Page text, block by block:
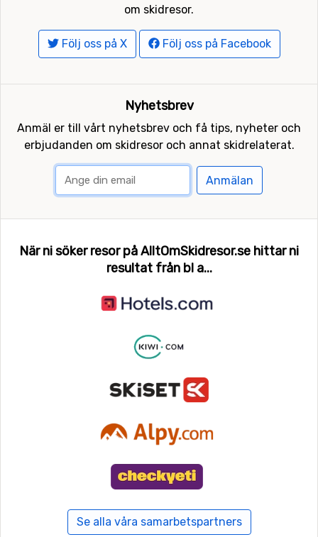
om skidresor.
Följ oss på X Följ oss på Facebook
Nyhetsbrev
Anmäl er till vårt nyhetsbrev och få tips, nyheter och
erbjudanden om skidresor och annat skidrelaterat.
Anmälan
När ni söker resor på AlltOmSkidresor.se hittar ni
resultat från bl a...
Se alla våra samarbetspartners